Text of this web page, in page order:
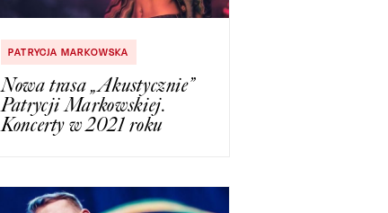
PATRYCJA MARKOWSKA
Nowa trasa „Akustycznie”
Patrycji Markowskiej.
Koncerty w 2021 roku